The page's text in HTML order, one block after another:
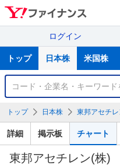
ログイン
サ
トップ 日本株 米国株
銘
検
索
トップ 日本株 東邦アセチレ
詳細 掲示板 チャート
東邦アセチレン(株)